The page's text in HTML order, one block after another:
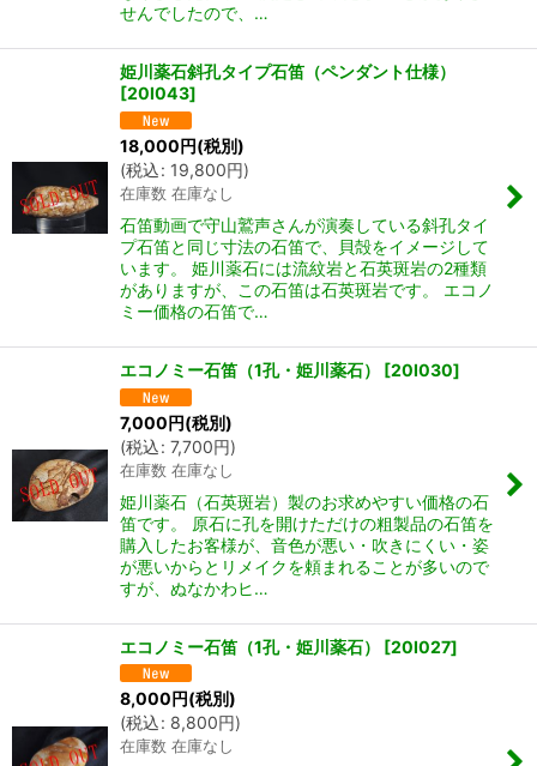
せんでしたので、…
姫川薬石斜孔タイプ石笛（ペンダント仕様）
[20I043]
18,000円(税別)
(税込: 19,800円)
在庫数 在庫なし
石笛動画で守山鷲声さんが演奏している斜孔タイ
プ石笛と同じ寸法の石笛で、貝殻をイメージして
います。 姫川薬石には流紋岩と石英斑岩の2種類
がありますが、この石笛は石英斑岩です。 エコノ
ミー価格の石笛で…
エコノミー石笛（1孔・姫川薬石） [20I030]
7,000円(税別)
(税込: 7,700円)
在庫数 在庫なし
姫川薬石（石英斑岩）製のお求めやすい価格の石
笛です。 原石に孔を開けただけの粗製品の石笛を
購入したお客様が、音色が悪い・吹きにくい・姿
が悪いからとリメイクを頼まれることが多いので
すが、ぬなかわヒ…
エコノミー石笛（1孔・姫川薬石） [20I027]
8,000 円(税別)
(税込: 8,800円)
在庫数 在庫なし